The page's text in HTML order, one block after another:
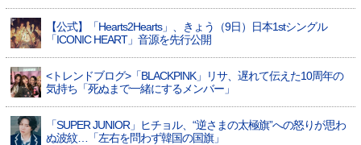
【公式】「Hearts2Hearts」、きょう（9日）日本1stシングル
「ICONIC HEART」音源を先行公開
<トレンドブログ>「BLACKPINK」リサ、遅れて伝えた10周年の
気持ち「死ぬまで一緒にするメンバー」
「SUPER JUNIOR」ヒチョル、“逆さまの太極旗”への怒りが思わ
ぬ波紋…「左右を問わず韓国の国旗」